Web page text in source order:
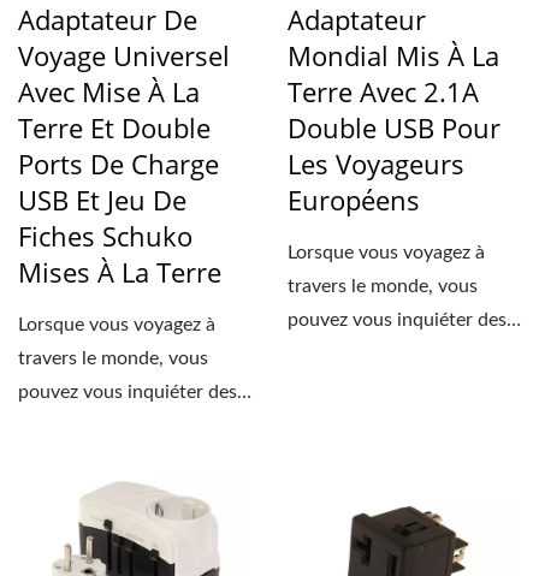
Adaptateur De
Voyage Universel
Avec Mise À La
Terre Et Double
Ports De Charge
USB Et Jeu De
Fiches Schuko
Mises À La Terre
Lorsque vous voyagez à
travers le monde, vous
pouvez vous inquiéter des
Adaptateur
Mondial Mis À La
Terre Avec 2.1A
Double USB Pour
Les Voyageurs
Européens
Lorsque vous voyagez à
travers le monde, vous
pouvez vous inquiéter des